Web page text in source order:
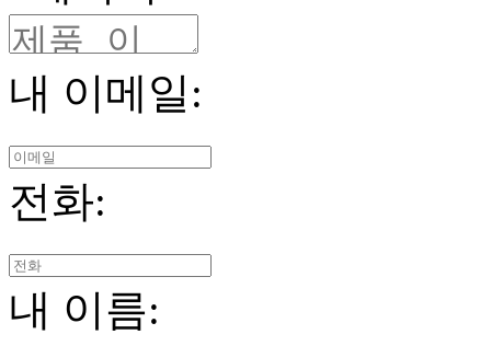
내 이메일:
전화:
내 이름: